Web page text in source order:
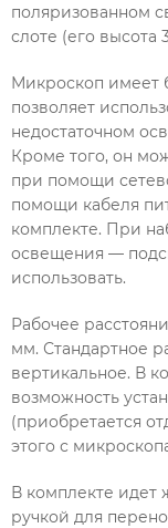
поляризованном
слоте (его высота
Микроскоп имеет
позволяет
недостаточном
Кроме того, он
при помощи
помощи кабеля
комплекте. При
освещения —
использовать.
Рабочее
мм. Стандартное
вертикальное. В
возможность
(приобретается
этого с
В комплекте идет
ручкой для